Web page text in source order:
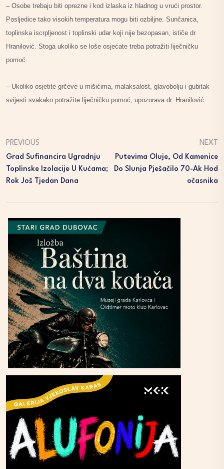
– Osobe trebaju biti oprezne i kod izlaska iz hladnog u vrući prostor.
Posljedice tako visokih temperatura mogu biti ozbiljne. Sunčanica,
toplinska iscrpljenost i toplinski udar koji nije bezopasan, ističe dr.
Hranilović. Stoga ukoliko se loše osjećate treba potražiti liječničku
pomoć.
– Ukoliko osjetite grčeve u mišićima, malaksalost, glavobolju i gubitak
svijesti svakako potražite liječničku pomoć, upozorava dr. Hranilović.
PREVIOUS
Grad Sufinancira Ugradnju
Toplinske Izolacije U Kućama;
Rok Još Tjedan Dana
NEXT
Putevima Oluje, Od Kamenice
Do Slunja Pješačilo 70-Ak Hod
Očasnika